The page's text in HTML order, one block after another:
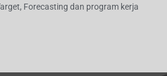
Forecasting dan program kerja